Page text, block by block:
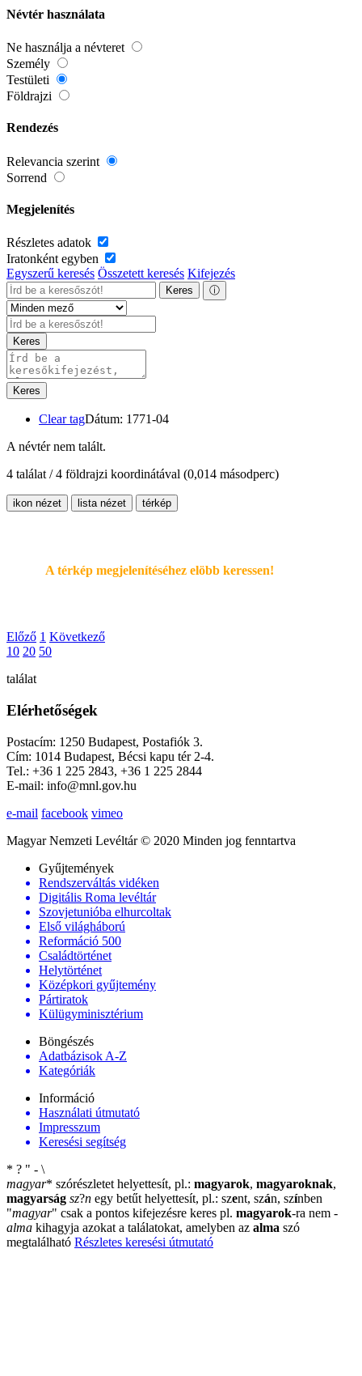
Névtér használata
Ne használja a névteret
Személy
Testületi
Földrajzi
Rendezés
Relevancia szerint
Sorrend
Megjelenítés
Részletes adatok
Iratonként egyben
Egyszerű keresés Összetett keresés Kifejezés
Keres ⓘ
Keres
Keres
Clear tagDátum: 1771-04
A névtér nem talált.
4 találat / 4 földrajzi koordinátával (0,014 másodperc)
ikon nézet lista nézet térkép
A térkép megjelenítéséhez elöbb keressen!
Előző 1 Következő
10 20 50
találat
Elérhetőségek
Postacím: 1250 Budapest, Postafiók 3.
Cím: 1014 Budapest, Bécsi kapu tér 2-4.
Tel.: +36 1 225 2843, +36 1 225 2844
E-mail: info@mnl.gov.hu
e-mail facebook vimeo
Magyar Nemzeti Levéltár © 2020 Minden jog fenntartva
Gyűjtemények
Rendszerváltás vidéken
Digitális Roma levéltár
Szovjetunióba elhurcoltak
Első világháború
Reformáció 500
Családtörténet
Helytörténet
Középkori gyűjtemény
Pártiratok
Külügyminisztérium
Böngészés
Adatbázisok A-Z
Kategóriák
Információ
Használati útmutató
Impresszum
Keresési segítség
* ? " - \
magyar* szórészletet helyettesít, pl.: magyarok, magyaroknak,
magyarság sz?n egy betűt helyettesít, pl.: szent, szán, színben
"magyar" csak a pontos kifejezésre keres pl. magyarok-ra nem -
alma kihagyja azokat a találatokat, amelyben az alma szó
megtalálható Részletes keresési útmutató